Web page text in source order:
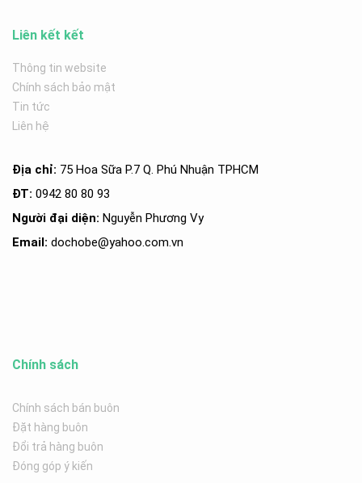
Liên kết kết
Thông tin website
Chính sách bảo mật
Tin tức
Liên hệ
Địa chỉ: 75 Hoa Sữa P.7 Q. Phú Nhuận TPHCM
ĐT: 0942 80 80 93
Người đại diện: Nguyễn Phương Vy
Email: dochobe@yahoo.com.vn
Chính sách
Chính sách bán buôn
Đặt hàng buôn
Đổi trả hàng buôn
Đóng góp ý kiến